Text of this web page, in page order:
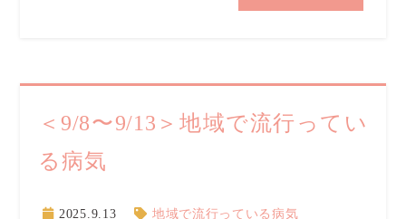
＜9/8〜9/13＞地域で流行ってい
る病気
2025.9.13 地域で流行っている病気